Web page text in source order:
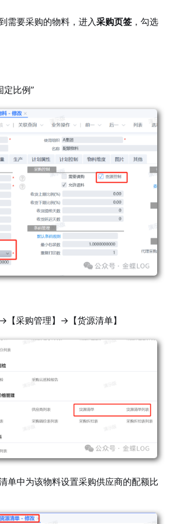
需要采购的物料，进入采购页签 ，勾选
定比例”
→【采购管理】→【货源清单】
单中为该物料设置采购供应商的配额比